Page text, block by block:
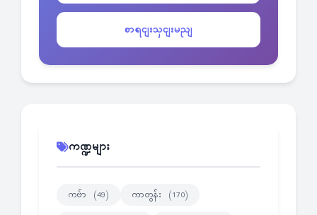
စာရငျးသှငျးမညျ
ကဏ္ဍများ
ကဗ်ာ (49) ကာတွန်း (170)